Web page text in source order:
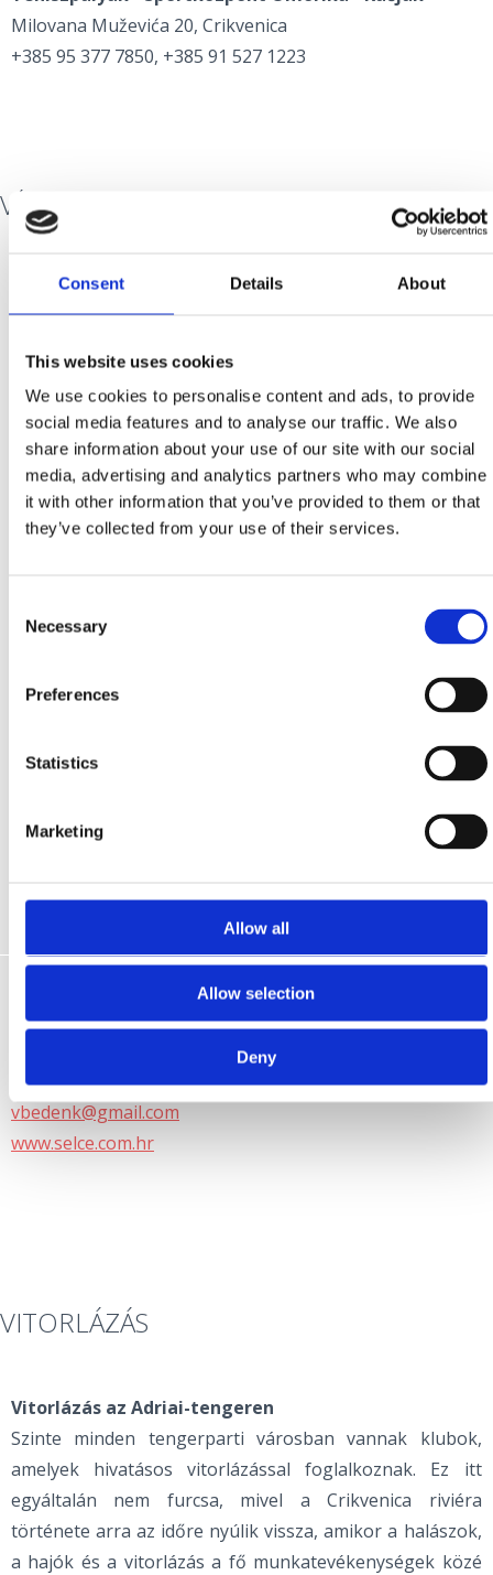
Consent Details About
This website uses cookies
We use cookies to personalise content and ads, to provide
social media features and to analyse our traffic. We also
share information about your use of our site with our social
media, advertising and analytics partners who may combine
it with other information that you’ve provided to them or that
they’ve collected from your use of their services.
Selection
Necessary
Preferences
Statistics
Marketing
Allow all
Allow selection
Deny
Milovana Muževića 20, Crikvenica
+385 95 377 7850, +385 91 527 1223
VÍZI SPORTOK
Fűszerezze kikapcsolódását egy adrenalin ébresztő
kalanddal, amely még izgalmasabbá teszi nyaralási
élményét.
közül:
tube és banán csónakázás
vízisí
wakeboard
A Crikvenicában és Selcében található vízi
sportközpontok számos szárazföldi és vízi
Crikvenica városi strand, Crikvenica
+385 91 285 1853, +385 91 285 1864
Vízi sportközpont „Selce
Šetalište Ivana Jeličića, Selce
+385 98 625 715
vbedenk@gmail.com
www.selce.com.hr
VITORLÁZÁS
Vitorlázás az Adriai-tengeren
Szinte minden tengerparti városban vannak klubok,
amelyek hivatásos vitorlázással foglalkoznak. Ez itt
egyáltalán nem furcsa, mivel a Crikvenica riviéra
története arra az időre nyúlik vissza, amikor a halászok,
a hajók és a vitorlázás a fő munkatevékenységek közé